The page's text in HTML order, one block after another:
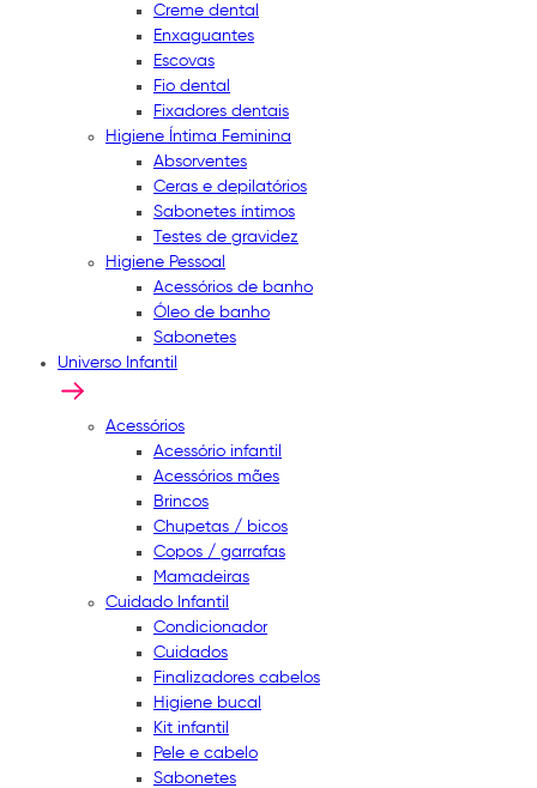
Creme dental
Enxaguantes
Escovas
Fio dental
Fixadores dentais
Higiene Íntima Feminina
Absorventes
Ceras e depilatórios
Sabonetes íntimos
Testes de gravidez
Higiene Pessoal
Acessórios de banho
Óleo de banho
Sabonetes
Universo Infantil
Acessórios
Acessório infantil
Acessórios mães
Brincos
Chupetas / bicos
Copos / garrafas
Mamadeiras
Cuidado Infantil
Condicionador
Cuidados
Finalizadores cabelos
Higiene bucal
Kit infantil
Pele e cabelo
Sabonetes